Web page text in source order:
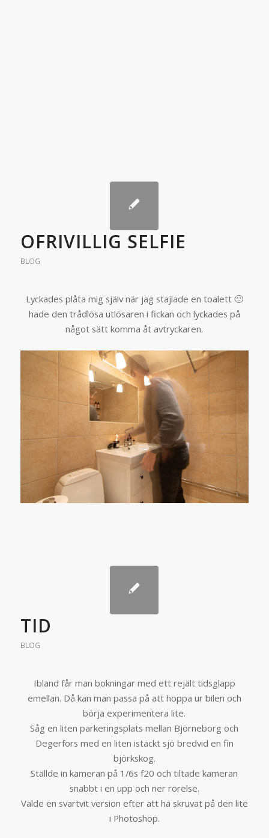
OFRIVILLIG SELFIE
BLOG
Lyckades plåta mig själv när jag stajlade en toalett 🙂
hade den trådlösa utlösaren i fickan och lyckades på
något sätt komma åt avtryckaren.
TID
BLOG
Ibland får man bokningar med ett rejält tidsglapp
emellan. Då kan man passa på att hoppa ur bilen och
börja experimentera lite.
Såg en liten parkeringsplats mellan Björneborg och
Degerfors med en liten istäckt sjö bredvid en fin
björkskog.
Ställde in kameran på 1/6s f20 och tiltade kameran
snabbt i en upp och ner rörelse.
Valde en svartvit version efter att ha skruvat på den lite
i Photoshop.